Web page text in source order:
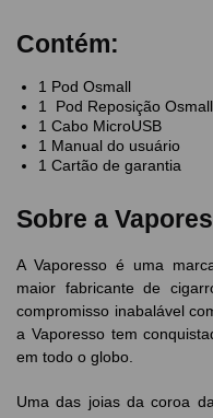
Contém:
1 Pod Osmall
1 Pod Reposição
1 Cabo MicroUSB
1 Manual do usuário
1 Cartão de garantia
Sobre a
A Vaporesso é uma
maior fabricante de
compromisso inabalável
a Vaporesso tem
em todo o globo.
Uma das joias da coroa